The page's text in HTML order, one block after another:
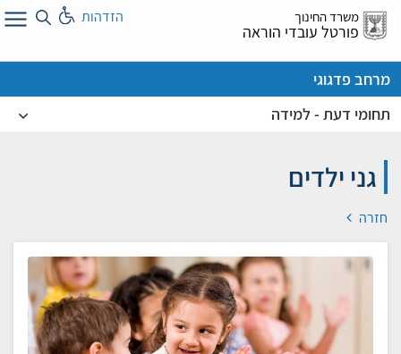
דלג
אל
משרד החינוך
פורטל עובדי הוראה
הזדהות
מרחב פדגוגי
תחומי דעת - למידה
גני ילדים
חזרה